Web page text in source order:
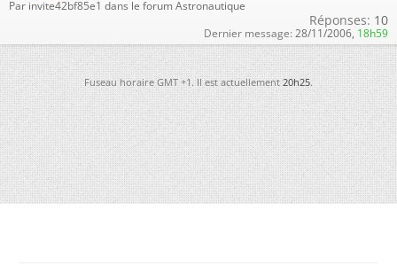
Par invite42bf85e1 dans le forum Astronautique
Réponses: 10
Dernier message: 28/11/2006, 18h59
Fuseau horaire GMT +1. Il est actuellement20h25.